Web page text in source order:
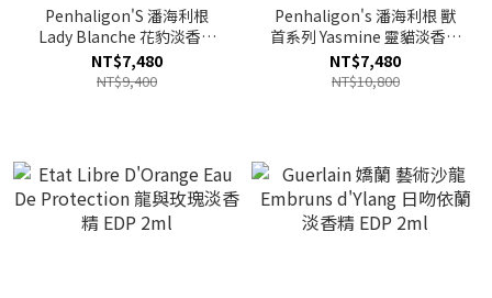
Penhaligon'S 潘海利根
Lady Blanche 花豹淡香精
EDP 75ml
NT$7,480
NT$9,400
Penhaligon's 潘海利根 獸
首系列 Yasmine 靈貓淡香精
EDP 75ml
NT$7,480
NT$10,800